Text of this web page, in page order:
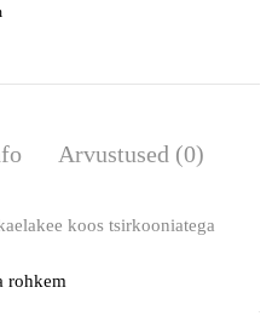
Arvustused (0)
koos tsirkooniatega
rohkem